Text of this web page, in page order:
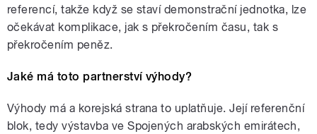
referencí, takže když se staví demonstrační jednotka, lze
očekávat komplikace, jak s překročením času, tak s
překročením peněz.
Jaké má toto partnerství výhody?
Výhody má a korejská strana to uplatňuje. Její referenční
blok, tedy výstavba ve Spojených arabských emirátech,